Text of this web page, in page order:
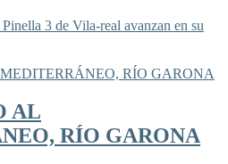
3 de Vila-real avanzan en su
AL
RÍO GARONA